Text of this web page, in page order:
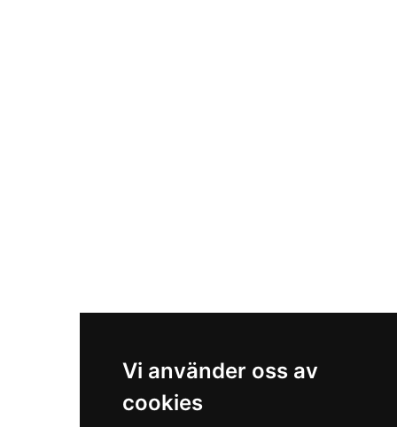
Vi använder oss av
cookies